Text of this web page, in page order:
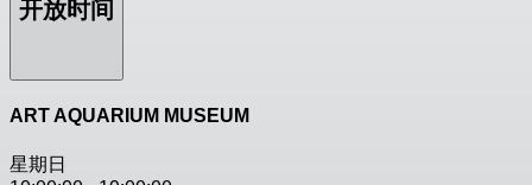
开放时间
ART AQUARIUM MUSEUM
星期日